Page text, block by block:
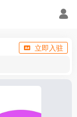
立即入驻